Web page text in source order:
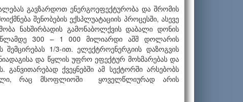
გავზარდოთ ენერგოეფექტურობა და შრომის
შენობების ექსპლუატაციის პროცესში, ასევე
ნახშირბადის გამონაბოლქვის დაბალი დონის
წლამდე 300 – 1 000 მილიარდი აშშ დოლარის
1/3-ით. ელექტროენერგიის დაზოგვის
და წყლის უფრო ეფექტურ მოხმარებას და
განვითარებად ქვეყნებში ამ სექტორში არსებობს
რაც მსოფლიოში ყოველწლიურად არის